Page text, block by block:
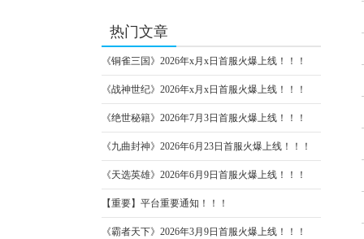
热门文章
《铜雀三国》2026年x月x日首服火爆上线！！！
《战神世纪》2026年x月x日首服火爆上线！！！
《绝世秘籍》2026年7月3日首服火爆上线！！！
《九曲封神》2026年6月23日首服火爆上线！！！
《天选英雄》2026年6月9日首服火爆上线！！！
【重要】平台重要通知！！！
《霸者天下》2026年3月9日首服火爆上线！！！